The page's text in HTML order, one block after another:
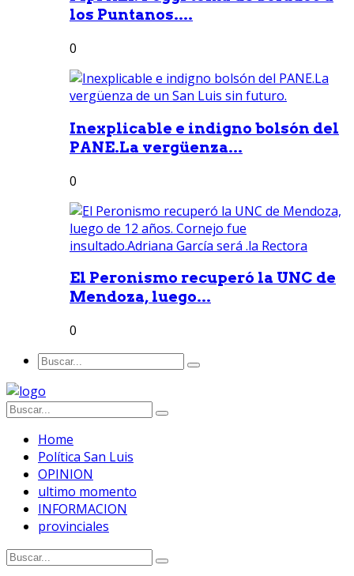
los Puntanos....
0
Inexplicable e indigno bolsón del
PANE.La vergüenza...
0
El Peronismo recuperó la UNC de
Mendoza, luego...
0
Home
Política San Luis
OPINION
ultimo momento
INFORMACION
provinciales